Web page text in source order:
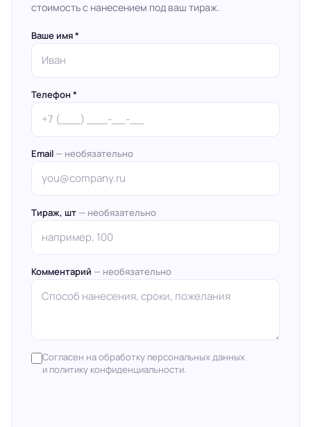
стоимость с нанесением под ваш тираж.
Ваше имя *
Телефон *
Email — необязательно
Тираж, шт — необязательно
Комментарий — необязательно
Согласен на обработку персональных данных
и политику конфиденциальности.